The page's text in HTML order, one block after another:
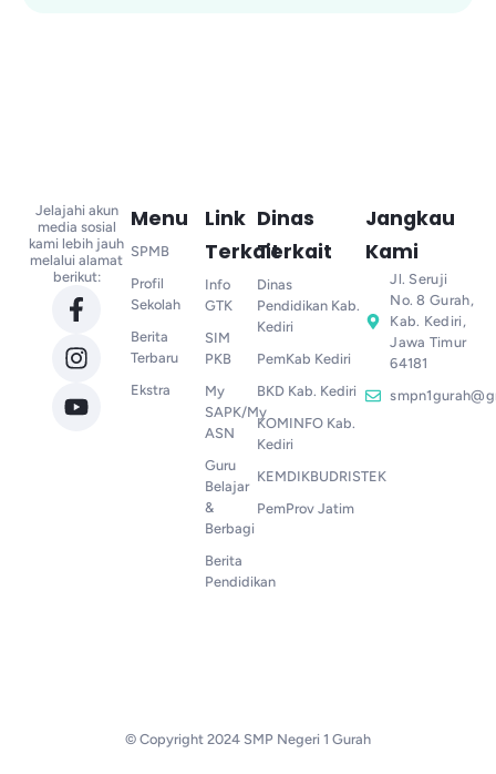
Jelajahi akun
media sosial
kami lebih jauh
melalui alamat
berikut:
Menu
SPMB
Profil
Sekolah
Berita
Terbaru
Ekstra
Link
Terkait
Info
GTK
SIM
PKB
My
SAPK/My
ASN
Guru
Belajar
&
Berbagi
Berita
Pendidikan
Dinas
Terkait
Dinas
Pendidikan Kab.
Kediri
PemKab Kediri
BKD Kab. Kediri
KOMINFO Kab.
Kediri
KEMDIKBUDRISTEK
PemProv Jatim
Jangkau
Kami
Jl. Seruji
No. 8 Gurah,
Kab. Kediri,
Jawa Timur
64181
© Copyright 2024 SMP Negeri 1 Gurah